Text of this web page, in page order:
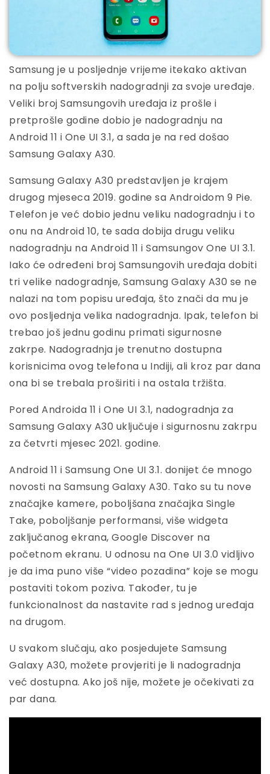
Samsung je u posljednje vrijeme itekako aktivan
na polju softverskih nadogradnji za svoje uređaje.
Veliki broj Samsungovih uređaja iz prošle i
pretprošle godine dobio je nadogradnju na
Android 11 i One UI 3.1, a sada je na red došao
Samsung Galaxy A30.
Samsung Galaxy A30 predstavljen je krajem
drugog mjeseca 2019. godine sa Androidom 9 Pie.
Telefon je već dobio jednu veliku nadogradnju i to
onu na Android 10, te sada dobija drugu veliku
nadogradnju na Android 11 i Samsungov One UI 3.1.
Iako će određeni broj Samsungovih uređaja dobiti
tri velike nadogradnje, Samsung Galaxy A30 se ne
nalazi na tom popisu uređaja, što znači da mu je
ovo posljednja velika nadogradnja. Ipak, telefon bi
trebao još jednu godinu primati sigurnosne
zakrpe. Nadogradnja je trenutno dostupna
korisnicima ovog telefona u Indiji, ali kroz par dana
ona bi se trebala proširiti i na ostala tržišta.
Pored Androida 11 i One UI 3.1, nadogradnja za
Samsung Galaxy A30 uključuje i sigurnosnu zakrpu
za četvrti mjesec 2021. godine.
Android 11 i Samsung One UI 3.1. donijet će mnogo
novosti na Samsung Galaxy A30. Tako su tu nove
značajke kamere, poboljšana značajka Single
Take, poboljšanje performansi, više widgeta
zaključanog ekrana, Google Discover na
početnom ekranu. U odnosu na One UI 3.0 vidljivo
je da ima puno više “video pozadina” koje se mogu
postaviti tokom poziva. Također, tu je
funkcionalnost da nastavite rad s jednog uređaja
na drugom.
U svakom slučaju, ako posjedujete Samsung
Galaxy A30, možete provjeriti je li nadogradnja
već dostupna. Ako još nije, možete je očekivati za
par dana.